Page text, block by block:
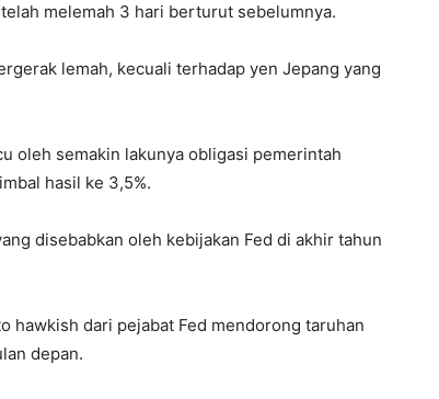
melemah 3 hari berturut sebelumnya.
lemah, kecuali terhadap yen Jepang yang
oleh semakin lakunya obligasi pemerintah
hasil ke 3,5%.
disebabkan oleh kebijakan Fed di akhir tahun
hawkish dari pejabat Fed mendorong taruhan
depan.